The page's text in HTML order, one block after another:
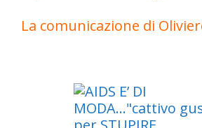
La comunicazione di